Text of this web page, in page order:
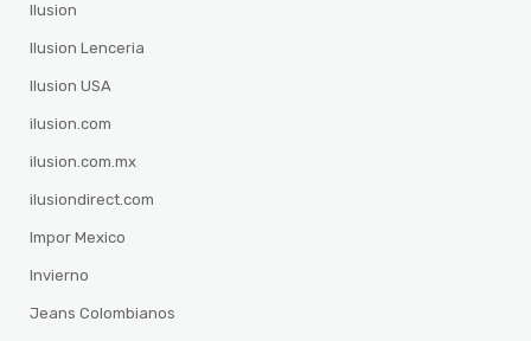
Ilusion
Ilusion Lenceria
Ilusion USA
ilusion.com
ilusion.com.mx
ilusiondirect.com
Impor Mexico
Invierno
Jeans Colombianos